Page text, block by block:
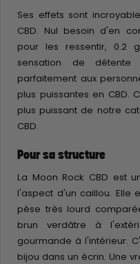
Ses effets sont
CBD. Nul besoin d'en
pour les ressentir, 0.2
sensation de
parfaitement aux
plus puissantes en CBD.
plus puissant de notre
CBD.
Pour sa structure
La Moon Rock CBD est
l'aspect d'un caillou. Elle
pèse très lourd
brun verdâtre à
gourmande à l'intérieur.
bijou dans un écrin. Une